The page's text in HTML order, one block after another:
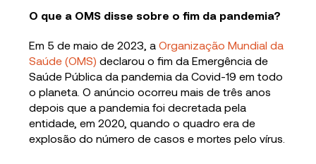
O que a OMS disse sobre o fim da pandemia?
Em 5 de maio de 2023, aOrganização Mundial da
Saúde (OMS) declarou o fim da Emergência de
Saúde Pública da pandemia da Covid-19 em todo
o planeta. O anúncio ocorreu mais de três anos
depois que a pandemia foi decretada pela
entidade, em 2020, quando o quadro era de
explosão do número de casos e mortes pelo vírus.